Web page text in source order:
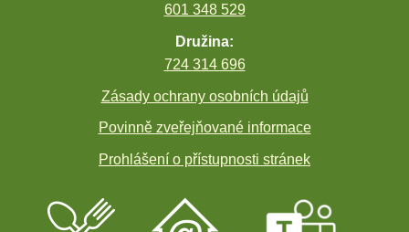
601 348 529
Družina:
724 314 696
Zásady ochrany osobních údajů
Povinně zveřejňované informace
Prohlášení o přístupnosti stránek